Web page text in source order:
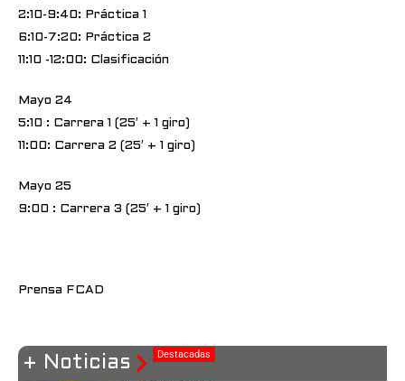
2:10-9:40: Práctica 1
6:10-7:20: Práctica 2
11:10 -12:00: Clasificación
Mayo 24
5:10 : Carrera 1 (25′ + 1 giro)
11:00: Carrera 2 (25′ + 1 giro)
Mayo 25
9:00 : Carrera 3 (25′ + 1 giro)
Prensa FCAD
+ Noticias Destacadas